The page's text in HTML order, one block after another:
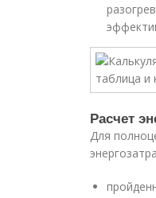
Расчет
Для